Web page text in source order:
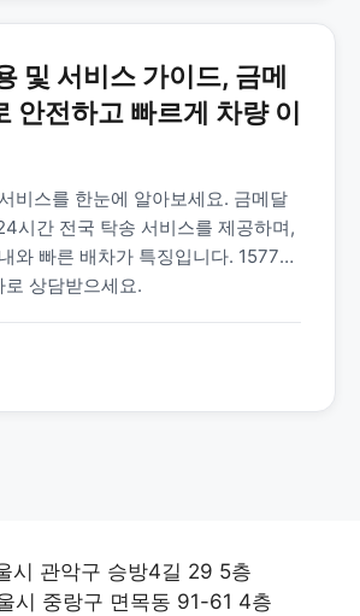
및 서비스 가이드, 금메
안전하고 빠르게 차량 이
비스를 한눈에 알아보세요. 금메달
시간 전국 탁송 서비스를 제공하며,
와 빠른 배차가 특징입니다. 1577-
상담받으세요.
시 관악구 승방4길 29 5층
시 중랑구 면목동 91-61 4층